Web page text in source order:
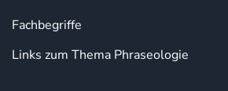
Fachbegriffe
Links zum Thema Phraseologie